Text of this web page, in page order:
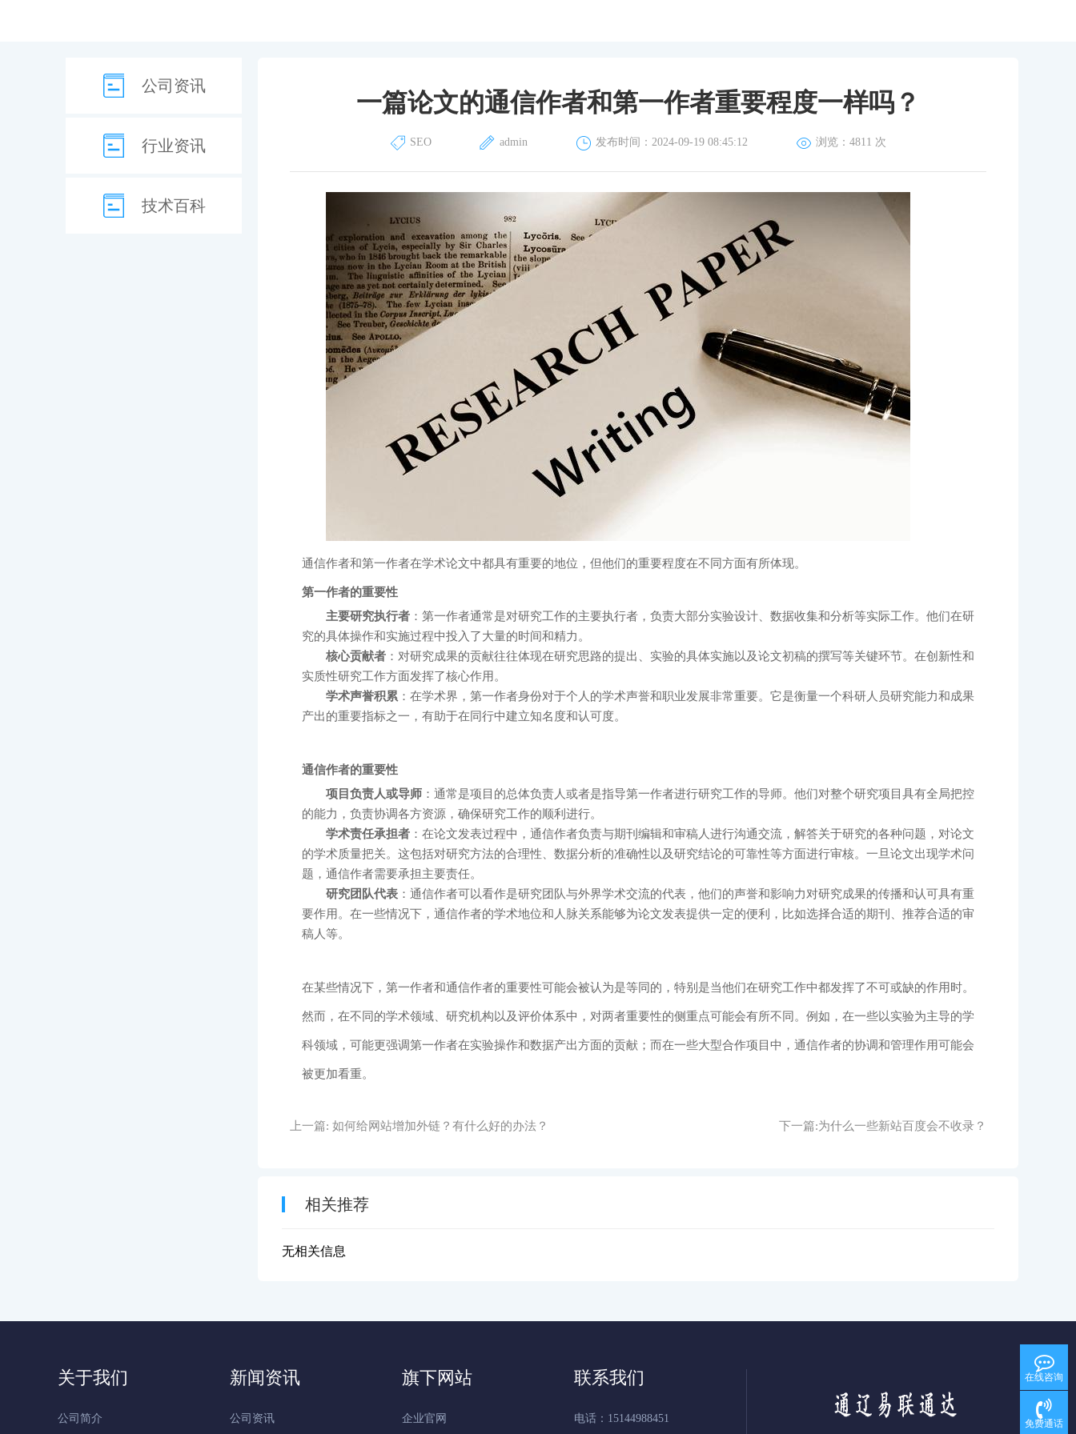
公司资讯
行业资讯
技术百科
一篇论文的通信作者和第一作者重要程度一样吗？
SEO admin 发布时间：2024-09-19 08:45:12 浏览： 4811 次
通信作者和第一作者在学术论文中都具有重要的地位，但他们的重要程度在不同方面有所体现。
第一作者的重要性
主要研究执行者 ：第一作者通常是对研究工作的主要执行者，负责大部分实验设计、数据收集和分析等实际工作。他们在研
究的具体操作和实施过程中投入了大量的时间和精力。
核心贡献者 ：对研究成果的贡献往往体现在研究思路的提出、实验的具体实施以及论文初稿的撰写等关键环节。在创新性和
实质性研究工作方面发挥了核心作用。
学术声誉积累 ：在学术界，第一作者身份对于个人的学术声誉和职业发展非常重要。它是衡量一个科研人员研究能力和成果
产出的重要指标之一，有助于在同行中建立知名度和认可度。
通信作者的重要性
项目负责人或导师 ：通常是项目的总体负责人或者是指导第一作者进行研究工作的导师。他们对整个研究项目具有全局把控
的能力，负责协调各方资源，确保研究工作的顺利进行。
学术责任承担者 ：在论文发表过程中，通信作者负责与期刊编辑和审稿人进行沟通交流，解答关于研究的各种问题，对论文
的学术质量把关。这包括对研究方法的合理性、数据分析的准确性以及研究结论的可靠性等方面进行审核。一旦论文出现学术问
题，通信作者需要承担主要责任。
研究团队代表 ：通信作者可以看作是研究团队与外界学术交流的代表，他们的声誉和影响力对研究成果的传播和认可具有重
要作用。在一些情况下，通信作者的学术地位和人脉关系能够为论文发表提供一定的便利，比如选择合适的期刊、推荐合适的审
稿人等。
在某些情况下，第一作者和通信作者的重要性可能会被认为是等同的，特别是当他们在研究工作中都发挥了不可或缺的作用时。
然而，在不同的学术领域、研究机构以及评价体系中，对两者重要性的侧重点可能会有所不同。例如，在一些以实验为主导的学
科领域，可能更强调第一作者在实验操作和数据产出方面的贡献；而在一些大型合作项目中，通信作者的协调和管理作用可能会
被更加看重。
上一篇: 如何给网站增加外链？有什么好的办法？ 下一篇:为什么一些新站百度会不收录？
相关推荐
无相关信息
关于我们
公司简介
新闻资讯
公司资讯
旗下网站
企业官网
联系我们
电话：15144988451
在线咨询
免费通话